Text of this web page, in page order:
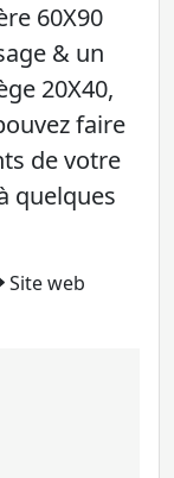
60X90
& un
20X40,
faire
de votre
quelques
Site web